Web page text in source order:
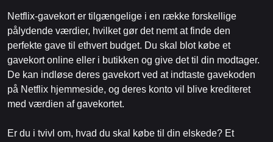
Netflix-gavekort er tilgængelige i en række forskellige
pålydende værdier, hvilket gør det nemt at finde den
perfekte gave til ethvert budget. Du skal blot købe et
gavekort online eller i butikken og give det til din modtager.
De kan indløse deres gavekort ved at indtaste gavekoden
på Netflix hjemmeside, og deres konto vil blive krediteret
med værdien af ​​gavekortet.
Er du i tvivl om, hvad du skal købe til din elskede? Et